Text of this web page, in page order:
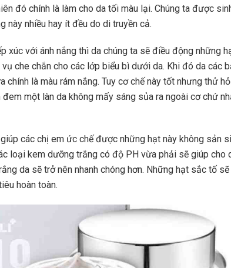
đó chính là làm cho da tối màu lại. Chúng ta được
này nhiều hay ít đều do di truyền cả.
xúc với ánh nắng thì da chúng ta sẽ điều động những
che chắn cho các lớp biểu bì dưới da. Khi đó da các
chính là màu rám nắng. Tuy cơ chế này tốt nhưng thử
một làn da không mấy sáng sủa ra ngoài cơ chứ
các chị em ức chế được những hạt này không sản
loại kem dưỡng trắng có độ PH vừa phải sẽ giúp cho
da sẽ trở nên nhanh chóng hơn. Những hạt sắc tố
hoàn toàn.